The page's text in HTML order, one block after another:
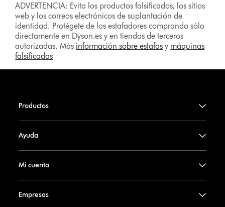
ADVERTENCIA: Evita los productos falsificados, los sitios
web y los correos electrónicos de suplantación de
identidad. Protégete de los estafadores comprando sólo
directamente en Dyson.es y en tiendas de terceros
autorizadas. Más información sobre estafas y máquinas
falsificadas
Productos
Ayuda
Mi cuenta
Empresas